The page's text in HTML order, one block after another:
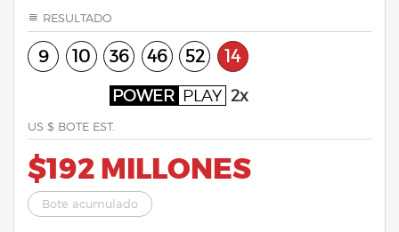
RESULTADO
9 10 36 46 52 14
POWER PLAY 2x
US $ BOTE EST.
$192 MILLONES
Bote acumulado